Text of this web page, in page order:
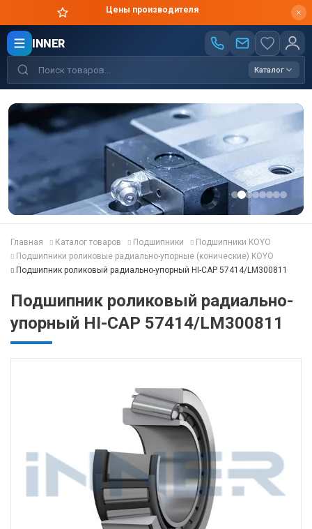
Цены производителя
INNER
Каталог
Главная Каталог товаров Подшипники
Подшипники KOYO
Подшипники роликовые радиально-упорные (конические) KOYO
Подшипник роликовый радиально-упорный HI-CAP 57414/LM300811
Подшипник роликовый радиально-
упорный HI-CAP 57414/LM300811